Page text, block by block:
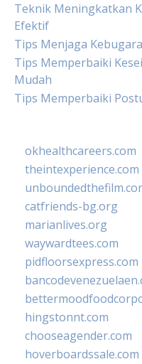
Teknik Meningkatkan
Efektif
Tips Menjaga
Tips Memperbaiki
Mudah
Tips Memperbaiki
okhealthcareers.com
theintexperience.com
catfriends-bg.org
marianlives.org
waywardtees.com
pidfloorsexpress.com
hingstonnt.com
chooseagender.com
hoverboardssale.com